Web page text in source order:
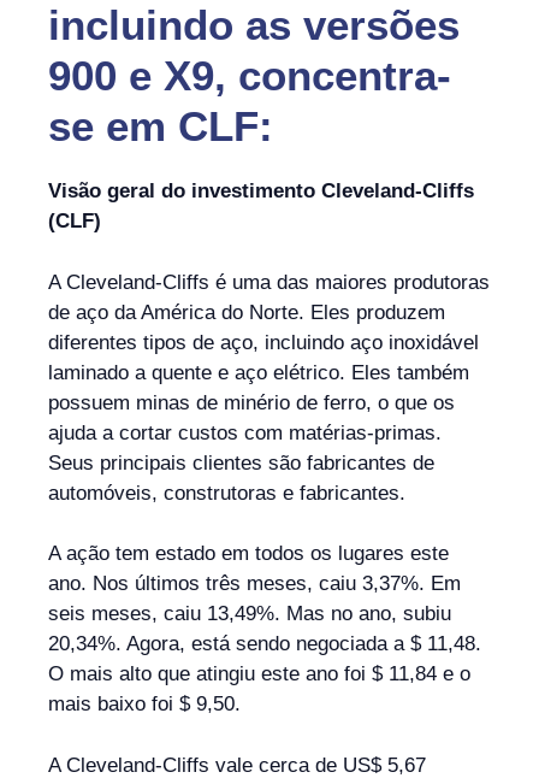
incluindo as versões
900 e X9, concentra-
se em CLF:
Visão geral do investimento Cleveland-Cliffs
(CLF)
A Cleveland-Cliffs é uma das maiores produtoras
de aço da América do Norte. Eles produzem
diferentes tipos de aço, incluindo aço inoxidável
laminado a quente e aço elétrico. Eles também
possuem minas de minério de ferro, o que os
ajuda a cortar custos com matérias-primas.
Seus principais clientes são fabricantes de
automóveis, construtoras e fabricantes.
A ação tem estado em todos os lugares este
ano. Nos últimos três meses, caiu 3,37%. Em
seis meses, caiu 13,49%. Mas no ano, subiu
20,34%. Agora, está sendo negociada a $ 11,48.
O mais alto que atingiu este ano foi $ 11,84 e o
mais baixo foi $ 9,50.
A Cleveland-Cliffs vale cerca de US$ 5,67